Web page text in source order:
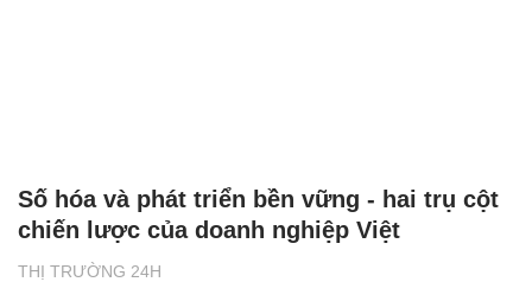
THỊ TRƯỜNG 24H
Số hóa và phát triển bền vững - hai trụ cột
chiến lược của doanh nghiệp Việt